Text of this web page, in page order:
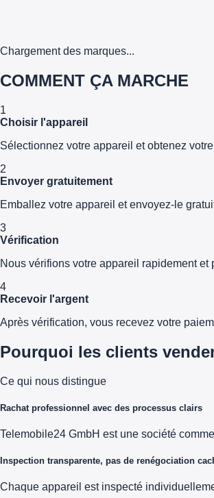
Chargement des marques...
COMMENT ÇA MARCHE
1
Choisir l'appareil
Sélectionnez votre appareil et obtenez
2
Envoyer gratuitement
Emballez votre appareil et envoyez-le
3
Vérification
Nous vérifions votre appareil rapidement et
4
Recevoir l'argent
Après vérification, vous recevez votre
Pourquoi les clients
Ce qui nous distingue
Rachat professionnel avec des processus clairs
Telemobile24 GmbH est une société
Inspection transparente, pas de renégociation
Chaque appareil est inspecté